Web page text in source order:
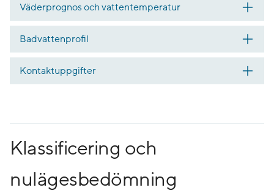
Väderprognos och vattentemperatur
Badvattenprofil
Kontaktuppgifter
Klassificering och
nulägesbedömning